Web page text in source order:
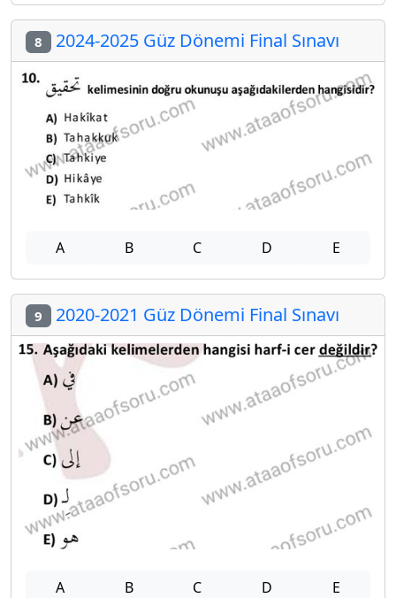
8 2024-2025 Güz Dönemi Final Sınavı
A B C D E
9 2020-2021 Güz Dönemi Final Sınavı
A B C D E